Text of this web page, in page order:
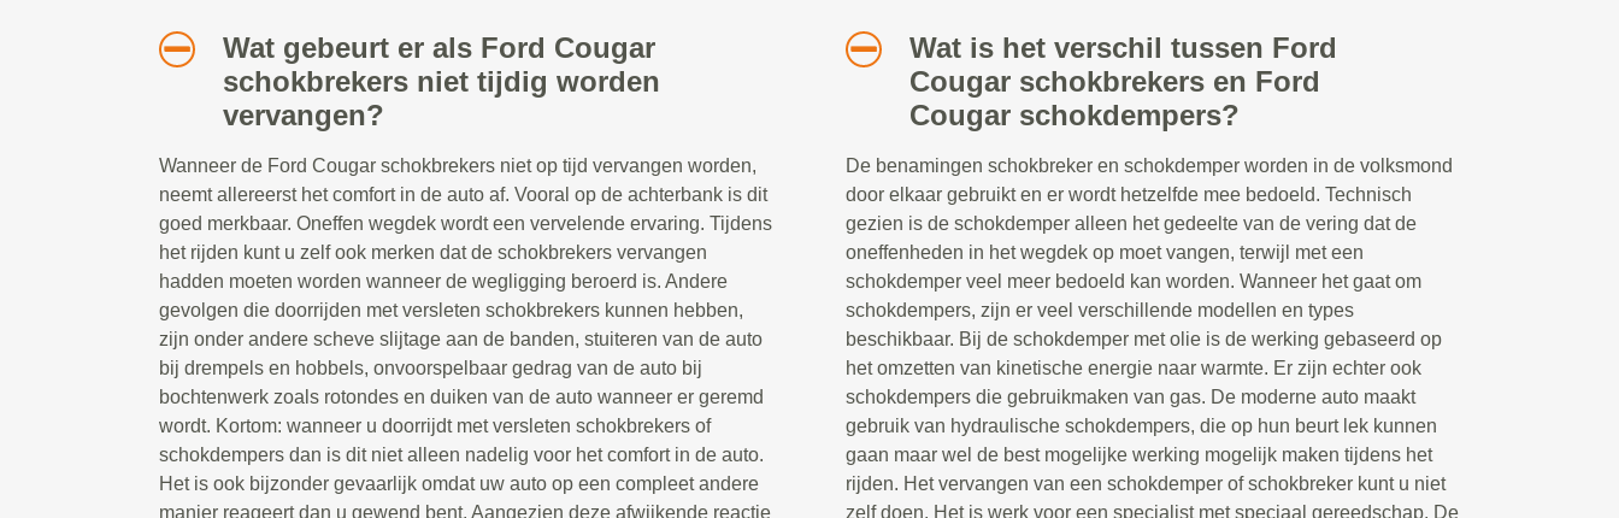
Wat gebeurt er als Ford Cougar
schokbrekers niet tijdig worden
vervangen?
Wanneer de Ford Cougar schokbrekers niet op tijd vervangen worden,
neemt allereerst het comfort in de auto af. Vooral op de achterbank is dit
goed merkbaar. Oneffen wegdek wordt een vervelende ervaring. Tijdens
het rijden kunt u zelf ook merken dat de schokbrekers vervangen
hadden moeten worden wanneer de wegligging beroerd is. Andere
gevolgen die doorrijden met versleten schokbrekers kunnen hebben,
zijn onder andere scheve slijtage aan de banden, stuiteren van de auto
bij drempels en hobbels, onvoorspelbaar gedrag van de auto bij
bochtenwerk zoals rotondes en duiken van de auto wanneer er geremd
wordt. Kortom: wanneer u doorrijdt met versleten schokbrekers of
schokdempers dan is dit niet alleen nadelig voor het comfort in de auto.
Het is ook bijzonder gevaarlijk omdat uw auto op een compleet andere
manier reageert dan u gewend bent. Aangezien deze afwijkende reactie
Wat is het verschil tussen Ford
Cougar schokbrekers en Ford
Cougar schokdempers?
De benamingen schokbreker en schokdemper worden in de volksmond
door elkaar gebruikt en er wordt hetzelfde mee bedoeld. Technisch
gezien is de schokdemper alleen het gedeelte van de vering dat de
oneffenheden in het wegdek op moet vangen, terwijl met een
schokdemper veel meer bedoeld kan worden. Wanneer het gaat om
schokdempers, zijn er veel verschillende modellen en types
beschikbaar. Bij de schokdemper met olie is de werking gebaseerd op
het omzetten van kinetische energie naar warmte. Er zijn echter ook
schokdempers die gebruikmaken van gas. De moderne auto maakt
gebruik van hydraulische schokdempers, die op hun beurt lek kunnen
gaan maar wel de best mogelijke werking mogelijk maken tijdens het
rijden. Het vervangen van een schokdemper of schokbreker kunt u niet
zelf doen. Het is werk voor een specialist met speciaal gereedschap. De